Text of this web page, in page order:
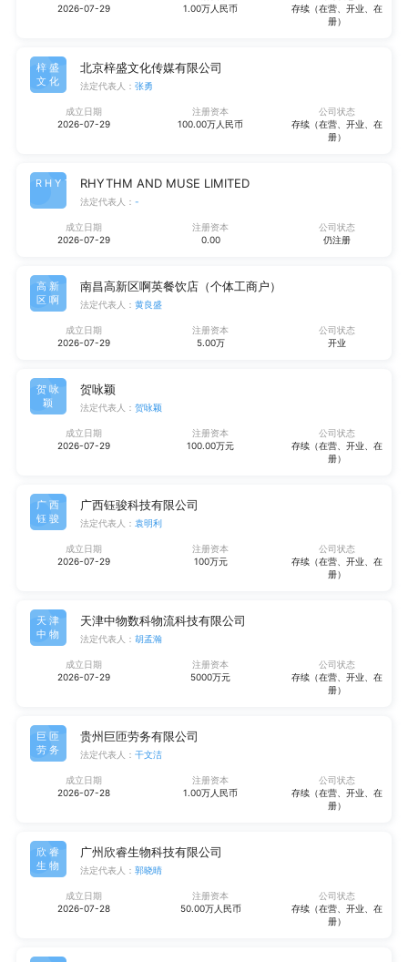
2026-07-29
1.00万人民币
存续（在营、开业、在
册）
梓盛
文化
北京梓盛文化传媒有限公司
法定代表人： 张勇
成立日期
2026-07-29
注册资本
100.00万人民币
公司状态
存续（在营、开业、在
册）
RHYT RHYTHM AND MUSE LIMITED
法定代表人： -
成立日期
2026-07-29
注册资本
0.00
公司状态
仍注册
高新
区啊
南昌高新区啊英餐饮店（个体工商户）
法定代表人： 黄良盛
成立日期
2026-07-29
注册资本
5.00万
公司状态
开业
贺咏
颖
贺咏颖
法定代表人： 贺咏颖
成立日期
2026-07-29
注册资本
100.00万元
公司状态
存续（在营、开业、在
册）
广西
钰骏
广西钰骏科技有限公司
法定代表人： 袁明利
成立日期
2026-07-29
注册资本
100万元
公司状态
存续（在营、开业、在
册）
天津
中物
天津中物数科物流科技有限公司
法定代表人： 胡孟瀚
成立日期
2026-07-29
注册资本
5000万元
公司状态
存续（在营、开业、在
册）
巨匝
劳务
贵州巨匝劳务有限公司
法定代表人： 干文洁
成立日期
2026-07-28
注册资本
1.00万人民币
公司状态
存续（在营、开业、在
册）
欣睿
生物
广州欣睿生物科技有限公司
法定代表人： 郭晓晴
成立日期
2026-07-28
注册资本
50.00万人民币
公司状态
存续（在营、开业、在
册）